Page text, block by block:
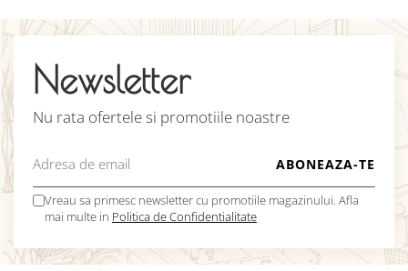
Newsletter
Nu rata ofertele si promotiile noastre
Vreau sa primesc newsletter cu promotiile magazinului. Afla
mai multe in Politica de Confidentialitate